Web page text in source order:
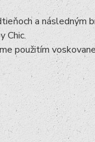
a následným
Chic.
použitím